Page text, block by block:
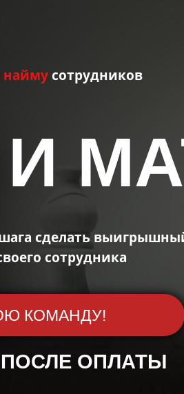
наймусотрудников
шага сделать
сотрудника
КОМАНДУ!
ПОСЛЕ ОПЛАТЫ
Онлайн-игра по